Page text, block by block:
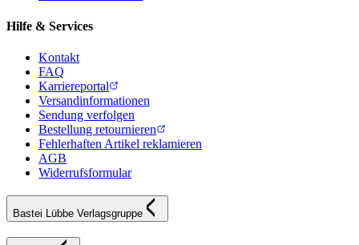
Hilfe & Services
Kontakt
FAQ
Karriereportal
Versandinformationen
Sendung verfolgen
Bestellung retournieren
Fehlerhaften Artikel reklamieren
AGB
Widerrufsformular
Bastei Lübbe Verlagsgruppe